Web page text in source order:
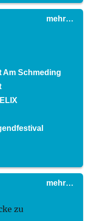
mehr…
Am Schmeding
mehr…
zu